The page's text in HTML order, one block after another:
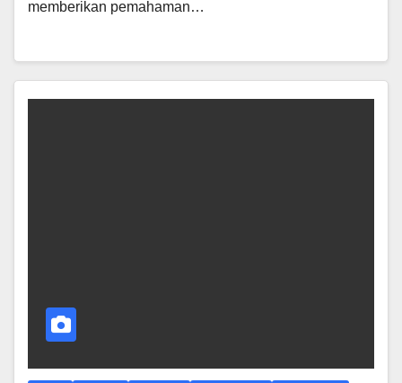
memberikan pemahaman…